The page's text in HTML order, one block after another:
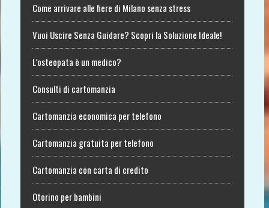
Come arrivare alle fiere di Milano senza stress
Vuoi Uscire Senza Guidare? Scopri la Soluzione Ideale!
L’osteopata è un medico?
Consulti di cartomanzia
Cartomanzia economica per telefono
Cartomanzia gratuita per telefono
Cartomanzia con carta di credito
Otorino per bambini